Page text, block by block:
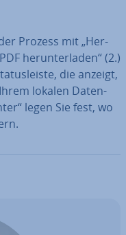
Prozess mit „Her­
her­un­ter­la­den“ (2.)
die anzeigt,
lokalen Da­ten­
legen Sie fest, wo